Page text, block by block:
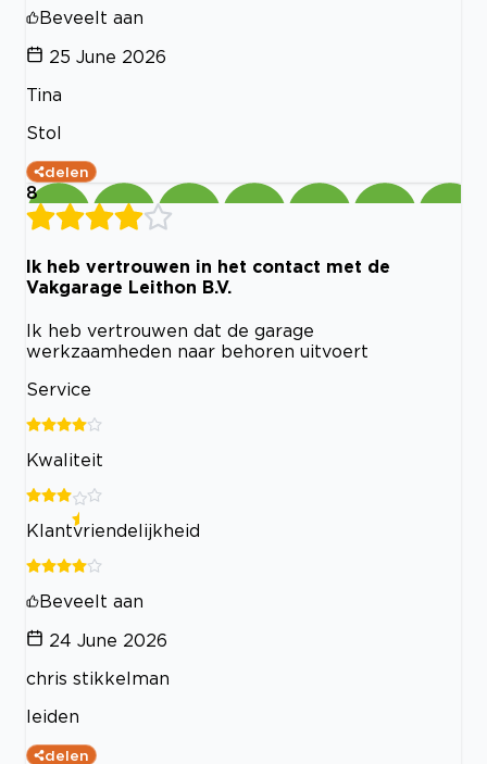
Beveelt aan
25 June 2026
Tina
Stol
delen
8
Ik heb vertrouwen in het contact met de
Vakgarage Leithon B.V.
Ik heb vertrouwen dat de garage
werkzaamheden naar behoren uitvoert
Service
Kwaliteit
Klantvriendelijkheid
Beveelt aan
24 June 2026
chris stikkelman
leiden
delen